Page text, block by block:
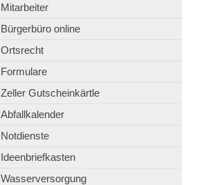
Mitarbeiter
Bürgerbüro online
Ortsrecht
Formulare
Zeller Gutscheinkärtle
Abfallkalender
Notdienste
Ideenbriefkasten
Wasserversorgung